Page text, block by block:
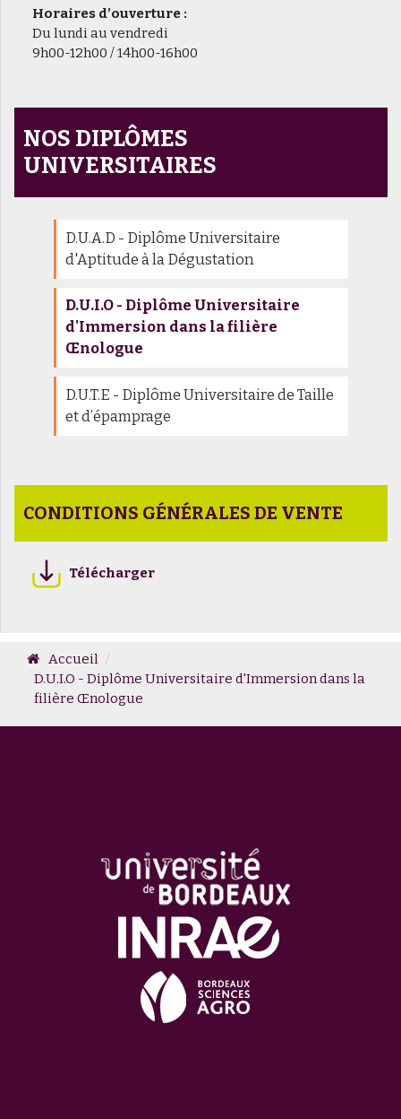
Horaires d’ouverture :
Du lundi au vendredi
9h00-12h00 / 14h00-16h00
NOS DIPLÔMES
UNIVERSITAIRES
D.U.A.D - Diplôme Universitaire
d'Aptitude à la Dégustation
D.U.I.O - Diplôme Universitaire
d'Immersion dans la filière
Œnologue
D.U.T.E - Diplôme Universitaire de Taille
et d’épamprage
CONDITIONS GÉNÉRALES DE VENTE
Télécharger
Accueil
D.U.I.O - Diplôme Universitaire d'Immersion dans la
filière Œnologue